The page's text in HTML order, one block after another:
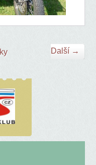
Další →